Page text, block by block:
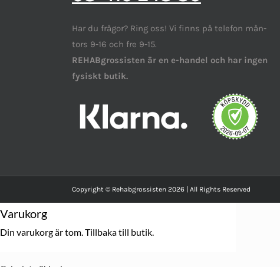
Har du frågor? Ring oss! Vi finns på telefon mån-
tors 9-16 och fre 9-15.
REHABgrossisten är en e-handel och har ingen
fysiskt butik.
Copyright © Rehabgrossisten 2026 | All Rights Reserved
Varukorg
Din varukorg är tom. Tillbaka till butik.